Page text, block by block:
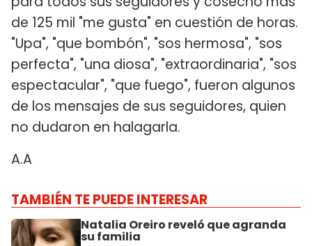
de 125 mil "me gusta" en cuestión de horas.
"Upa", "que bombón", "sos hermosa", "sos
perfecta", "una diosa", "extraordinaria", "sos
espectacular", "que fuego", fueron algunos
de los mensajes de sus seguidores, quien
no dudaron en halagarla.
A.A
TAMBIÉN TE PUEDE INTERESAR
Natalia Oreiro reveló que agranda
su familia